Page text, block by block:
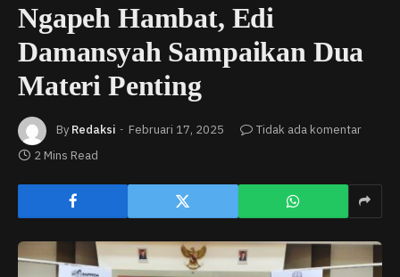
Ngapeh Hambat, Edi
Damansyah Sampaikan Dua
Materi Penting
By Redaksi Februari 17, 2025
Tidak ada komentar
2 Mins Read